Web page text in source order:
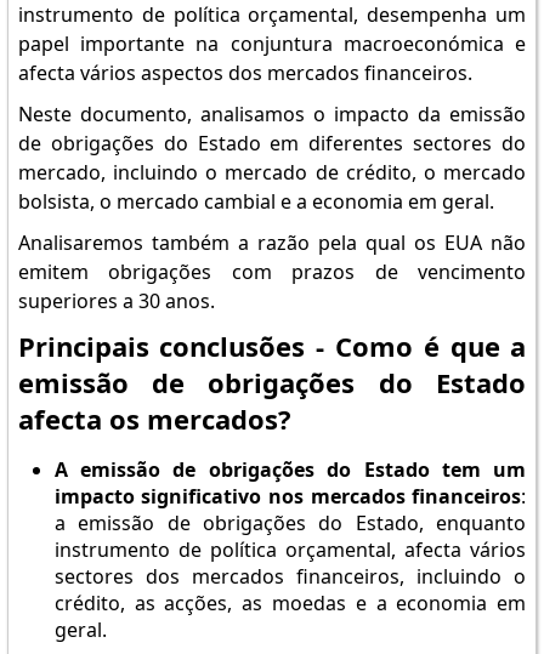
instrumento de política orçamental, desempenha um
papel importante na conjuntura macroeconómica e
afecta vários aspectos dos mercados financeiros.
Neste documento, analisamos o impacto da emissão
de obrigações do Estado em diferentes sectores do
mercado, incluindo o mercado de crédito, o mercado
bolsista, o mercado cambial e a economia em geral.
Analisaremos também a razão pela qual os EUA não
emitem obrigações com prazos de vencimento
superiores a 30 anos.
Principais conclusões - Como é que a
emissão de obrigações do Estado
afecta os mercados?
A emissão de obrigações do Estado tem um
impacto significativo nos mercados financeiros:
a emissão de obrigações do Estado, enquanto
instrumento de política orçamental, afecta vários
sectores dos mercados financeiros, incluindo o
crédito, as acções, as moedas e a economia em
geral.